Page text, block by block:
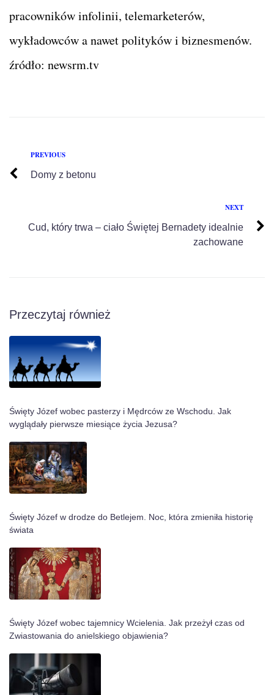
pracowników infolinii, telemarketerów,
wykładowców a nawet polityków i biznesmenów.
źródło: newsrm.tv
PREVIOUS
Domy z betonu
NEXT
Cud, który trwa – ciało Świętej Bernadety idealnie
zachowane
Przeczytaj również
Święty Józef wobec pasterzy i Mędrców ze Wschodu. Jak
wyglądały pierwsze miesiące życia Jezusa?
Święty Józef w drodze do Betlejem. Noc, która zmieniła historię
świata
Święty Józef wobec tajemnicy Wcielenia. Jak przeżył czas od
Zwiastowania do anielskiego objawienia?